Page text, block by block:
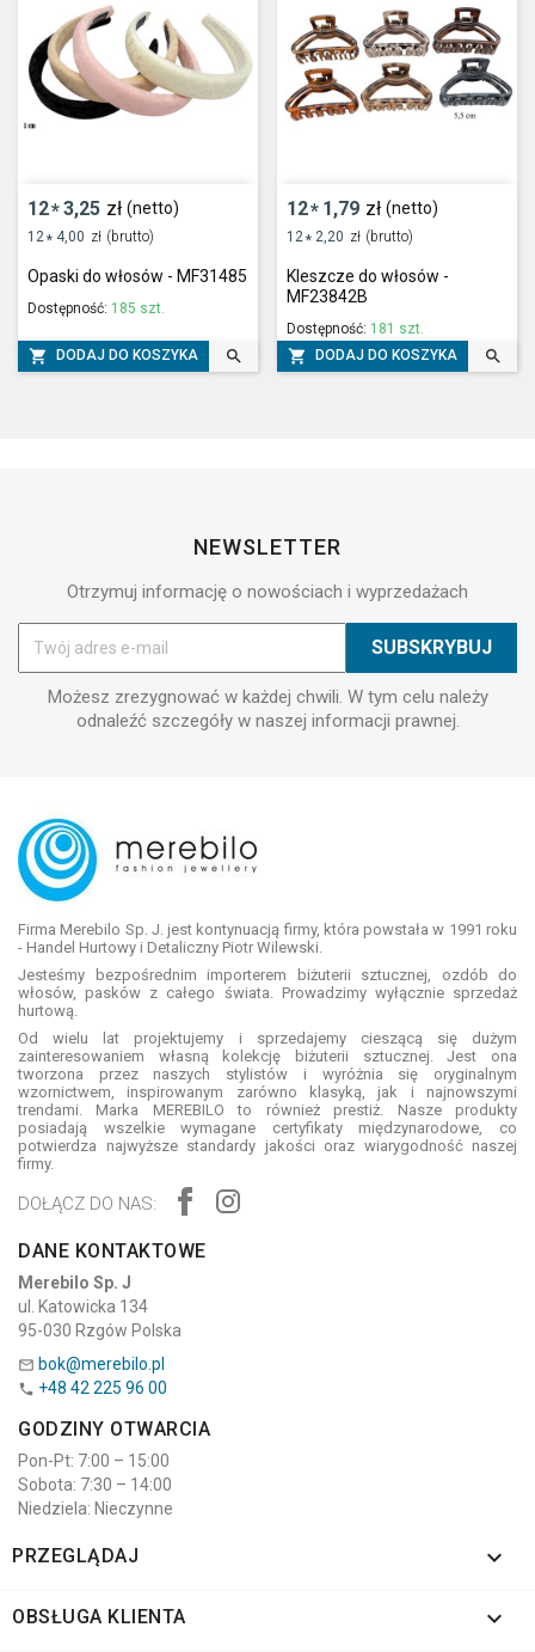
12*3,25 zł (netto)
12* 4,00 zł (brutto)
Opaski do włosów - MF31485
Dostępność: 185 szt.
 DODAJ DO KOSZYKA 
12* 1,79 zł (netto)
12* 2,20 zł (brutto)
Kleszcze do włosów -
MF23842B
Dostępność: 181 szt.
 DODAJ DO KOSZYKA 
NEWSLETTER
Otrzymuj informację o nowościach i wyprzedażach
Możesz zrezygnować w każdej chwili. W tym celu należy
odnaleźć szczegóły w naszej informacji prawnej.
Firma Merebilo Sp. J. jest kontynuacją firmy, która powstała w 1991 roku
- Handel Hurtowy i Detaliczny Piotr Wilewski.
Jesteśmy bezpośrednim importerem biżuterii sztucznej, ozdób do
włosów, pasków z całego świata. Prowadzimy wyłącznie sprzedaż
hurtową.
Od wielu lat projektujemy i sprzedajemy cieszącą się dużym
zainteresowaniem własną kolekcję biżuterii sztucznej. Jest ona
tworzona przez naszych stylistów i wyróżnia się oryginalnym
wzornictwem, inspirowanym zarówno klasyką, jak i najnowszymi
trendami. Marka MEREBILO to również prestiż. Nasze produkty
posiadają wszelkie wymagane certyfikaty międzynarodowe, co
potwierdza najwyższe standardy jakości oraz wiarygodność naszej
firmy.
DOŁĄCZ DO NAS:
DANE KONTAKTOWE
Merebilo Sp. J
ul. Katowicka 134
95-030 Rzgów Polska
 bok@merebilo.pl
 +48 42 225 96 00
GODZINY OTWARCIA
Pon-Pt: 7:00 – 15:00
Sobota: 7:30 – 14:00
Niedziela: Nieczynne
PRZEGLĄDAJ 
OBSŁUGA KLIENTA 